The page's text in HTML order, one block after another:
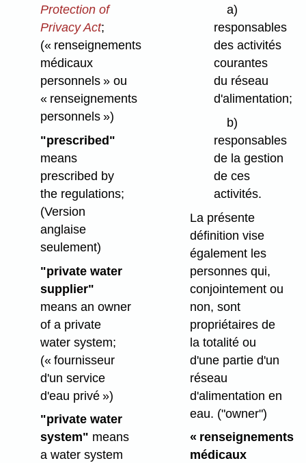
Protection of
Privacy Act;
(« renseignements
médicaux
personnels » ou
« renseignements
personnels »)
"prescribed"
means
prescribed by
the regulations;
(Version
anglaise
seulement)
"private water
supplier"
means an owner
of a private
water system;
(« fournisseur
d'un service
d'eau privé »)
"private water
system" means
a water system
a)
responsables
des activités
courantes
du réseau
d'alimentation;
b)
responsables
de la gestion
de ces
activités.
La présente
définition vise
également les
personnes qui,
conjointement ou
non, sont
propriétaires de
la totalité ou
d'une partie d'un
réseau
d'alimentation en
eau. ("owner")
« renseignements
médicaux